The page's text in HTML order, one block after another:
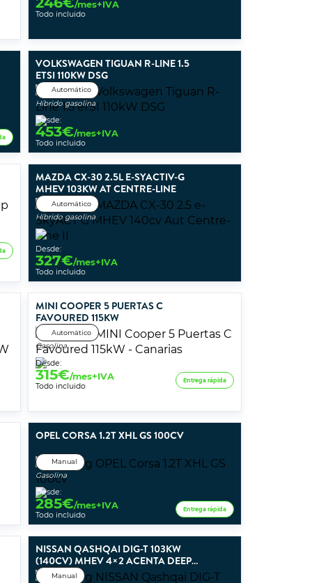
/mes+IVA
Todo incluido
VOLKSWAGEN TIGUAN R-LINE 1.5
ETSI 110KW DSG
Automático
Híbrido gasolina
Desde:
453€/mes+IVA
Todo incluido
MAZDA CX-30 2.5L E-SYACTIV-G
MHEV 103KW AT CENTRE-LINE
Automático
Híbrido gasolina
Desde:
327€/mes+IVA
Todo incluido
MINI COOPER 5 PUERTAS C
FAVOURED 115KW
Automático
Gasolina
Desde:
315€/mes+IVA
Todo incluido
Entrega rápida
OPEL CORSA 1.2T XHL GS 100CV
Manual
Gasolina
Desde:
285€/mes+IVA
Todo incluido
Entrega rápida
NISSAN QASHQAI DIG-T 103KW
(140CV) MHEV 4×2 ACENTA DEEP
BLUE OCEAN
Manual